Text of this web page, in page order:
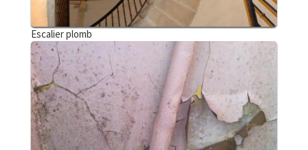
Escalier plomb